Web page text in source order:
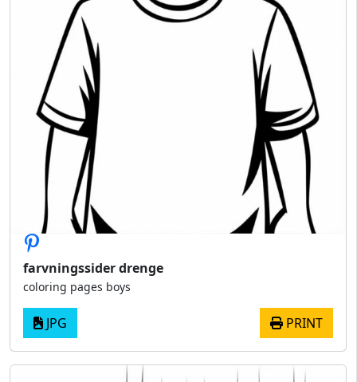
farvningssider drenge
coloring pages boys
JPG PRINT